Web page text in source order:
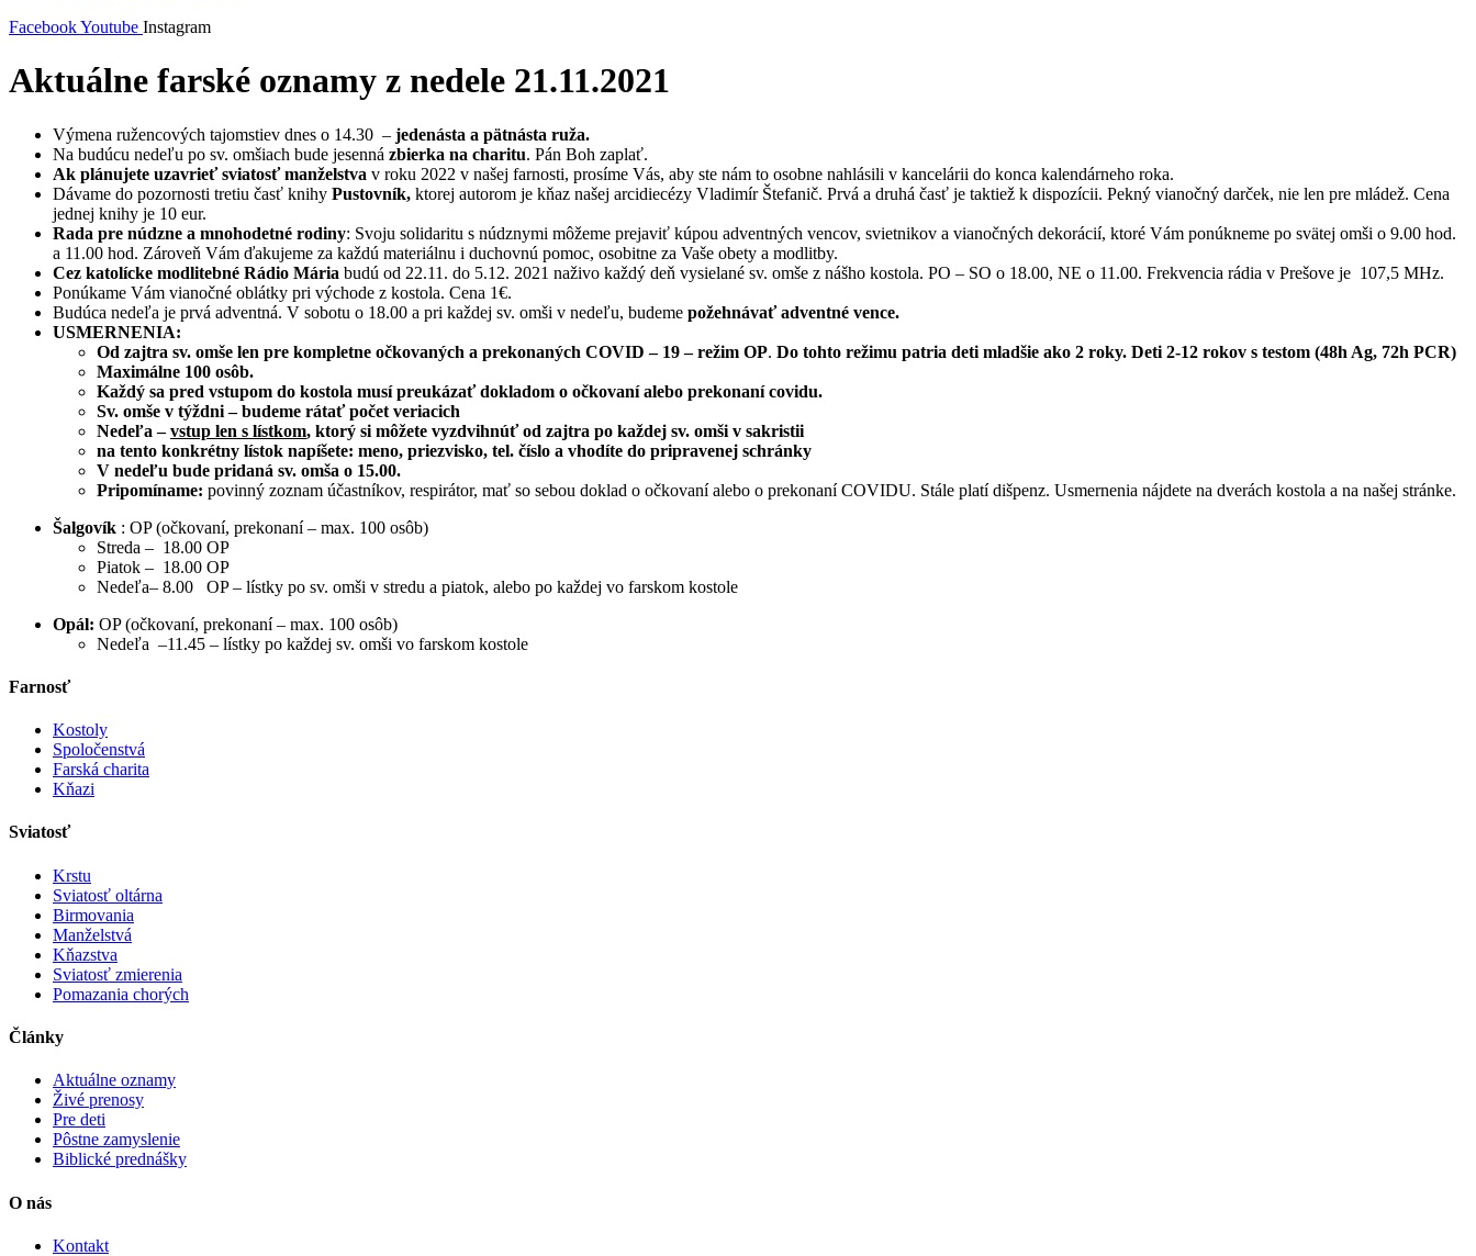
FacebookYoutube Instagram
Aktuálne farské oznamy z nedele 21.11.2021
Výmena ružencových tajomstiev dnes o 14.30 – jedenásta a pätnásta ruža.
Na budúcu nedeľu po sv. omšiach bude jesenná zbierka na charitu. Pán Boh zaplať.
Ak plánujete uzavrieť sviatosť manželstva v roku 2022 v našej farnosti, prosíme Vás, aby ste nám to osobne nahlásili v kancelárii do konca kalendárneho roka.
Dávame do pozornosti tretiu časť knihy Pustovník, ktorej autorom je kňaz našej arcidiecézy Vladimír Štefanič. Prvá a druhá časť je taktiež k dispozícii. Pekný vianočný darček, nie len pre mládež. Cena
jednej knihy je 10 eur.
Rada pre núdzne a mnohodetné rodiny: Svoju solidaritu s núdznymi môžeme prejaviť kúpou adventných vencov, svietnikov a vianočných dekorácií, ktoré Vám ponúkneme po svätej omši o 9.00 hod.
a 11.00 hod. Zároveň Vám ďakujeme za každú materiálnu i duchovnú pomoc, osobitne za Vaše obety a modlitby.
Cez katolícke modlitebné Rádio Mária budú od 22.11. do 5.12. 2021 naživo každý deň vysielané sv. omše z nášho kostola. PO – SO o 18.00, NE o 11.00. Frekvencia rádia v Prešove je 107,5 MHz.
Ponúkame Vám vianočné oblátky pri východe z kostola. Cena 1€.
Budúca nedeľa je prvá adventná. V sobotu o 18.00 a pri každej sv. omši v nedeľu, budeme požehnávať adventné vence.
USMERNENIA:
Od zajtra sv. omše len pre kompletne očkovaných a prekonaných COVID – 19 – režim OP. Do tohto režimu patria deti mladšie ako 2 roky. Deti 2-12 rokov s testom (48h Ag, 72h PCR)
Maximálne 100 osôb.
Každý sa pred vstupom do kostola musí preukázať dokladom o očkovaní alebo prekonaní covidu.
Sv. omše v týždni – budeme rátať počet veriacich
Nedeľa –vstup len s lístkom, ktorý si môžete vyzdvihnúť od zajtra po každej sv. omši v sakristii
na tento konkrétny lístok napíšete: meno, priezvisko, tel. číslo a vhodíte do pripravenej schránky
V nedeľu bude pridaná sv. omša o 15.00.
Pripomíname: povinný zoznam účastníkov, respirátor, mať so sebou doklad o očkovaní alebo o prekonaní COVIDU. Stále platí dišpenz. Usmernenia nájdete na dverách kostola a na našej stránke.
Šalgovík : OP (očkovaní, prekonaní – max. 100 osôb)
Streda – 18.00 OP
Piatok – 18.00 OP
Nedeľa– 8.00 OP – lístky po sv. omši v stredu a piatok, alebo po každej vo farskom kostole
Opál: OP (očkovaní, prekonaní – max. 100 osôb)
Nedeľa –11.45 – lístky po každej sv. omši vo farskom kostole
Farnosť
Kostoly
Spoločenstvá
Farská charita
Kňazi
Sviatosť
Krstu
Sviatosť oltárna
Birmovania
Manželstvá
Kňazstva
Sviatosť zmierenia
Pomazania chorých
Články
Aktuálne oznamy
Živé prenosy
Pre deti
Pôstne zamyslenie
Biblické prednášky
O nás
Kontakt